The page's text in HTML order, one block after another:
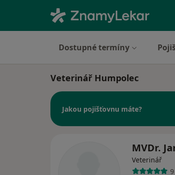
Dostupné termíny
Veterinář Humpolec
Jakou pojišťovnu máte?
MVDr.
Veterinář